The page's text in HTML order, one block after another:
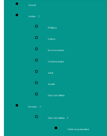
Accueil
Articles
Politique
Culture
Environnement
Communautaire
Santé
Société
Club Ado Média
Dossiers
Club Ado Média
Vidéo de présentation